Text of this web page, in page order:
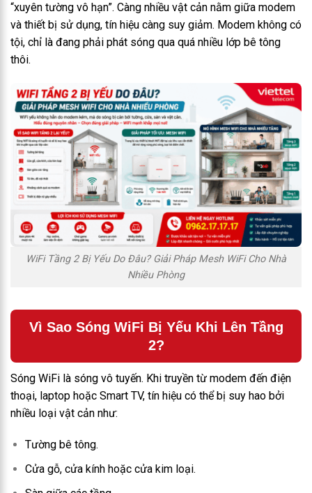
“xuyên tường vô hạn”. Càng nhiều vật cản nằm giữa modem
và thiết bị sử dụng, tín hiệu càng suy giảm. Modem không có
tội, chỉ là đang phải phát sóng qua quá nhiều lớp bê tông
thôi.
WiFi Tầng 2 Bị Yếu Do Đâu? Giải Pháp Mesh WiFi Cho Nhà
Nhiều Phòng
Vì Sao Sóng WiFi Bị Yếu Khi Lên Tầng
2?
Sóng WiFi là sóng vô tuyến. Khi truyền từ modem đến điện
thoại, laptop hoặc Smart TV, tín hiệu có thể bị suy hao bởi
nhiều loại vật cản như:
Tường bê tông.
Cửa gỗ, cửa kính hoặc cửa kim loại.